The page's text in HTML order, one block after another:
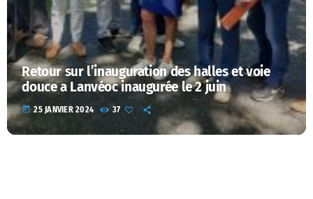
Retour sur l’inauguration des halles et voie
douce a Lanvéoc inaugurée le 2 juin
today 25 JANVIER 2024 37